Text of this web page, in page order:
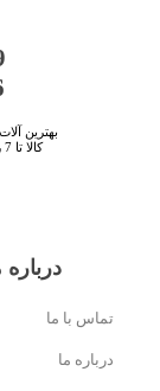
بهترین
کالا تا 7 روز از فروشگاه اینترنتی تهران ساز تهیه کنید.
تماس با ما
درباره ما
درباره